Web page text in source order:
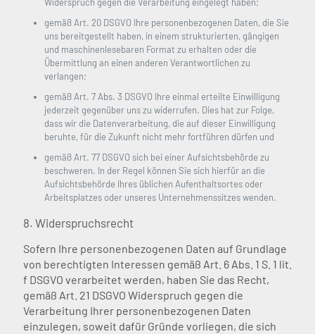
gemäß Art. 20 DSGVO Ihre personenbezogenen Daten, die Sie
uns bereitgestellt haben, in einem strukturierten, gängigen
und maschinenlesebaren Format zu erhalten oder die
Übermittlung an einen anderen Verantwortlichen zu
verlangen;
gemäß Art. 7 Abs. 3 DSGVO Ihre einmal erteilte Einwilligung
jederzeit gegenüber uns zu widerrufen. Dies hat zur Folge,
dass wir die Datenverarbeitung, die auf dieser Einwilligung
beruhte, für die Zukunft nicht mehr fortführen dürfen und
gemäß Art. 77 DSGVO sich bei einer Aufsichtsbehörde zu
beschweren. In der Regel können Sie sich hierfür an die
Aufsichtsbehörde Ihres üblichen Aufenthaltsortes oder
Arbeitsplatzes oder unseres Unternehmenssitzes wenden.
8. Widerspruchsrecht
Sofern Ihre personenbezogenen Daten auf Grundlage
von berechtigten Interessen gemäß Art. 6 Abs. 1 S. 1 lit.
f DSGVO verarbeitet werden, haben Sie das Recht,
gemäß Art. 21 DSGVO Widerspruch gegen die
Verarbeitung Ihrer personenbezogenen Daten
einzulegen, soweit dafür Gründe vorliegen, die sich